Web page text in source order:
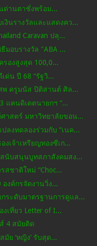
ด่านตาชั่งพร้อม...
งินรางวัลและแสดงคว...
Caravan ปลุ...
มอบรางวัล "ABA ...
องสูงสุด 100,0...
ด่น ปี 68 “รัฐวิ...
พ ครูมนัส ปิติสานต์ ศิล...
แคนดิเดตนายกฯ “...
าสตร์ มหาวิทยาลัยขอน...
ปลงทดลองร่วมกับ “เนค...
เจ้าเหรียญทองซีเก...
นับสนุนบูทสภาสังคมสง...
สชาติใหม่ “Choc...
งค์กรจัดงานวิ่ง...
กระดับมาตรฐานการดูแล...
เที่ยว Letter of I...
4 สมัยติด
ย ‘หญิง’ รับสุด...